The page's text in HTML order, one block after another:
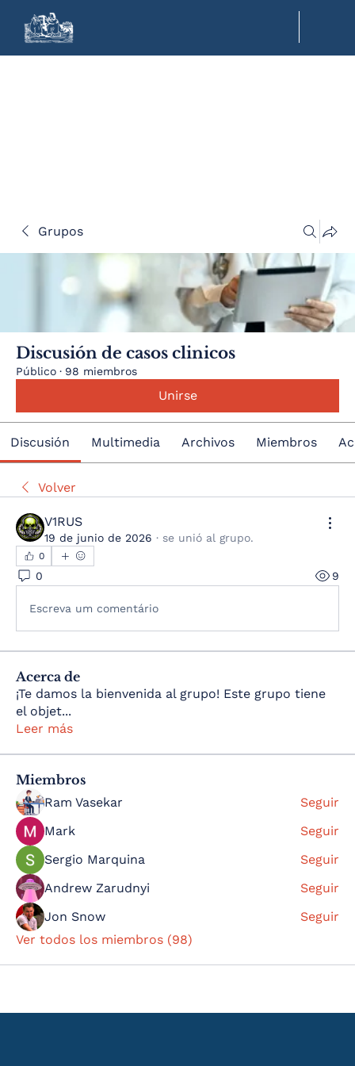
Grupos
Discusión de casos clinicos
Público · 98 miembros
Unirse
Discusión Multimedia Archivos Miembros
Volver
V1RUS
19 de junio de 2026 · se unió al grupo.
0
0 9
Escreva um comentário
Acerca de
¡Te damos la bienvenida al grupo! Este grupo tiene
el objet...
Leer más
Miembros
Ram Vasekar
Seguir
Mark
Seguir
Sergio Marquina
Seguir
Andrew Zarudnyi
Seguir
Jon Snow
Seguir
Ver todos los miembros (98)